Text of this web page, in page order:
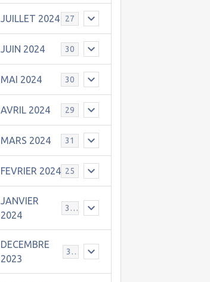
JUILLET 2024 27
JUIN 2024 30
MAI 2024 30
AVRIL 2024 29
MARS 2024 31
FEVRIER 2024 25
JANVIER
2024
30
DECEMBRE
2023
31